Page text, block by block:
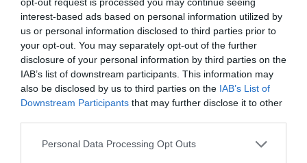
interest-based ads based on personal information utilized by
us or personal information disclosed to third parties prior to
your opt-out. You may separately opt-out of the further
disclosure of your personal information by third parties on the
IAB’s list of downstream participants. This information may
also be disclosed by us to third parties on the IAB’s List of
Downstream Participants that may further disclose it to other
Personal Data Processing Opt Outs
Una altra de les conseqüències d’aquesta relació
tensa entre les institucions espanyoles i catalanes
és, sense dubte, la possibilitat d’unboicot als
productes catalansper part de consumidors
d’altres territoris. En opinió de Niño-Becerra, avui
dia és molt difícil realitzar un vertader boicot: “En
l’exemple sempre utilitzat del cava català, està